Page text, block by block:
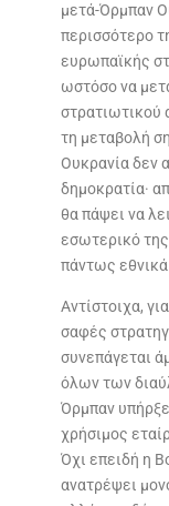
μετά-Όρμπαν
περισσότερο
ευρωπαϊκής
ωστόσο να
στρατιωτικού
τη μεταβολή
Ουκρανία δεν
δημοκρατία·
θα πάψει να
εσωτερικό
πάντως
Αντίστοιχα,
σαφές
συνεπάγεται
όλων των
Όρμπαν
χρήσιμος
Όχι επειδή η
ανατρέψει